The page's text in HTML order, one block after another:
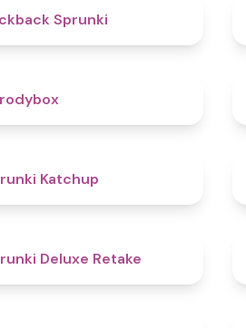
Sprunki
Katchup
Deluxe Retake